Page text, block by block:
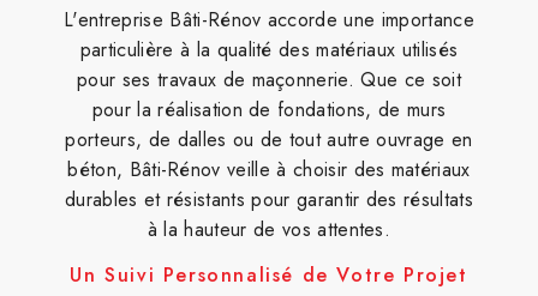
L'entreprise Bâti-Rénov accorde une importance
particulière à la qualité des matériaux utilisés
pour ses travaux de maçonnerie. Que ce soit
pour la réalisation de fondations, de murs
porteurs, de dalles ou de tout autre ouvrage en
béton, Bâti-Rénov veille à choisir des matériaux
durables et résistants pour garantir des résultats
à la hauteur de vos attentes.
Un Suivi Personnalisé de Votre Projet